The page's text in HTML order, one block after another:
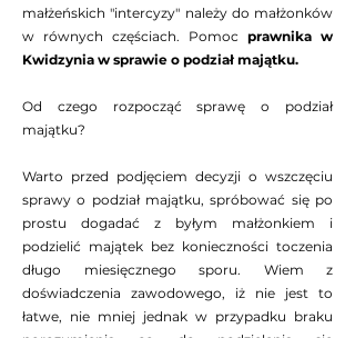
małżeńskich "intercyzy" należy do małżonków
w równych częściach. Pomoc prawnika w
Kwidzynia w sprawie o podział majątku.
Od czego rozpocząć sprawę o podział
majątku?
Warto przed podjęciem decyzji o wszczęciu
sprawy o podział majątku, spróbować się po
prostu dogadać z byłym małżonkiem i
podzielić majątek bez konieczności toczenia
długo miesięcznego sporu. Wiem z
doświadczenia zawodowego, iż nie jest to
łatwe, nie mniej jednak w przypadku braku